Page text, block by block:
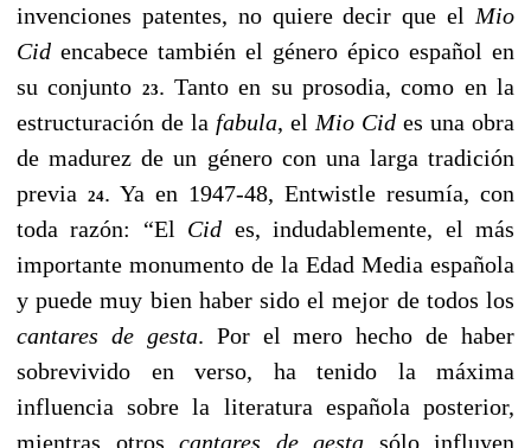
invenciones patentes, no quiere decir que el Mio
Cid encabece también el género épico español en
su conjunto 23. Tanto en su prosodia, como en la
estructuración de la fabula, el Mio Cid es una obra
de madurez de un género con una larga tradición
previa
24. Ya en 1947-48, Entwistle resumía, con
toda razón: “El Cid es, indudablemente, el más
importante monumento de la Edad Media española
y puede muy bien haber sido el mejor de todos los
cantares de gesta. Por el mero hecho de haber
sobrevivido en verso, ha tenido la máxima
influencia sobre la literatura española posterior,
mientras otros cantares de gesta sólo influyen